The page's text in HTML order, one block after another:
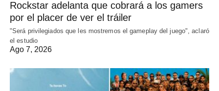
Rockstar adelanta que cobrará a los gamers
por el placer de ver el tráiler
"Será privilegiados que les mostremos el gameplay del juego", aclaró
el estudio
Ago 7, 2026